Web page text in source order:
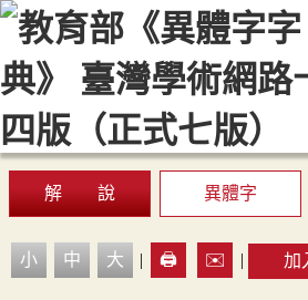
::: 最新消息 常見問題 編輯說明
顯示模式
網站導覽
解 說 異體字
小 中 大 | 🖨️ ✉️ | 加